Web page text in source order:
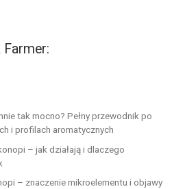
Farmer:
tak mocno? Pełny przewodnik po
i profilach aromatycznych
– jak działają i dlaczego
– znaczenie mikroelementu i objawy